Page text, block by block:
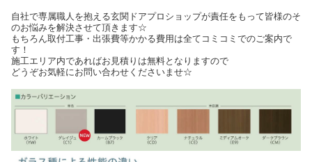
自社で専属職人を抱える玄関ドアプロショップが責任をもって皆様のそ
のお悩みを解決させて頂きます☆
もちろん取付工事・出張費等かかる費用は全てコミコミでのご案内で
す！
施工エリア内であればお見積りは無料となりますので
どうぞお気軽にお問い合わせくださいませ☆